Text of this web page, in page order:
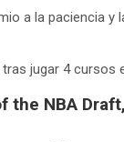
a la paciencia
jugar 4
the NBA